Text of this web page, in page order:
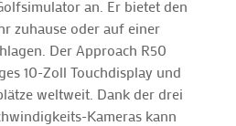
an. Er bietet den
zuhause oder auf einer
Der Approach R50
10-Zoll Touchdisplay und
weltweit. Dank der drei
Kameras kann